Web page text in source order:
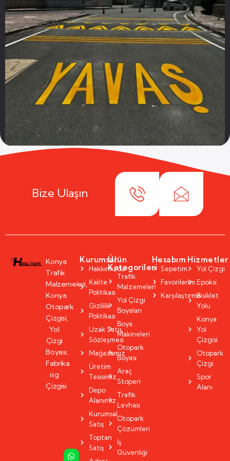
Bize Ulaşın
Konya
Trafik
Malzemeleri,
Konya
Otopark
Çizgisi,
Yol
Çizgi
Boyası,
Fabrika
isg
Çizgisi
Kurumsal
Hakkımızda
Kalite
Politikası
Gizlilik
Politikası
Uzak Satış
Sözleşmesi
Mağazamız
Üretim
Tesisimiz
Depo
Alanımız
Kurumsal
Satış
Toptan
Satış
Ürün
Kategorileri
Trafik
Malzemeleri
Yol Çizgi
Boyaları
Boya
Makineleri
Otopark
Boyası
Araç
Stoperi
Trafik
Levhası
Otopark
Çözümleri
İş
Güvenliği
Hesabım
Sepetim
Favorilerim
Karşılaştırma
Hizmetler
Yol Çizgi
Epoksi
Bisiklet
Yolu
Konya
Yol
Çizgisi
Otopark
Çizgi
Spor
Alanı